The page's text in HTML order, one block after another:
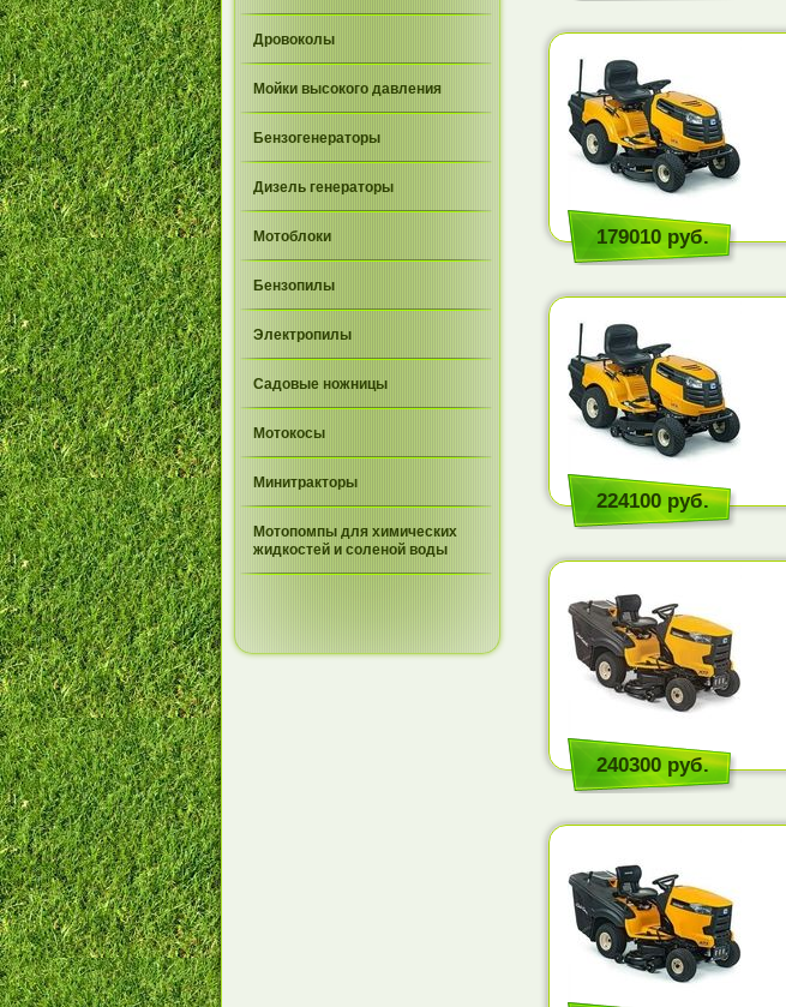
Дровоколы
Мойки высокого давления
Бензогенераторы
Дизель генераторы
Мотоблоки
Бензопилы
Электропилы
Садовые ножницы
Мотокосы
Минитракторы
Мотопомпы для химических
жидкостей и соленой воды
179010 руб.
224100 руб.
240300 руб.